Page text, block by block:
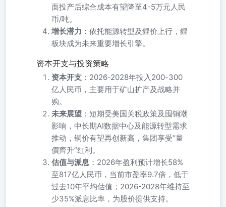
面投产后综合成本有望降至4-5万元人民
币/吨。
增长潜力 ：依托能源转型及鋰价上行，鋰
板块成为未来重要增长引擎。
资本开支与投资策略
资本开支 ：2026-2028年投入200-300
亿人民币，主要用于矿山扩产及战略并
购。
未来展望 ：短期受美国关税政策及囤铜潮
影响，中长期AI数据中心及能源转型需求
推动，铜价有望再创新高，集团享受“量
價齊升”红利。
估值与派息 ：2026年盈利预计增长58%
至817亿人民币，当前市盈率9.7倍，低于
过去10年平均估值；2026-2028年维持至
少35%派息比率，为股价提供支持。